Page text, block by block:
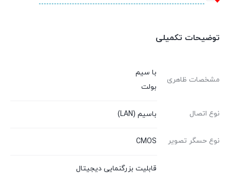
توضیحات تکمیلی
مشخصات ظاهری
با سیم
بولت
نوع اتصال باسیم (LAN)
نوع حسگر تصویر CMOS
قابلیت بزرگنمایی دیجیتال